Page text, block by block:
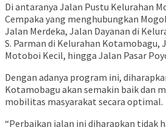
Di antaranya Jalan Pustu Kelurahan
Cempaka yang menghubungkan
Jalan Merdeka, Jalan Dayanan di
S. Parman di Kelurahan Kotamobagu,
Motoboi Kecil, hingga Jalan Pasar
Dengan adanya program ini,
Kotamobagu akan semakin baik dan
mobilitas masyarakat secara optimal.
“Perbaikan jalan ini diharapkan tidak